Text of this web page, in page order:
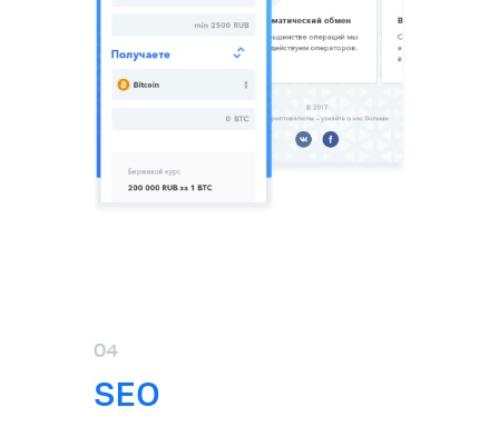
04
SEO